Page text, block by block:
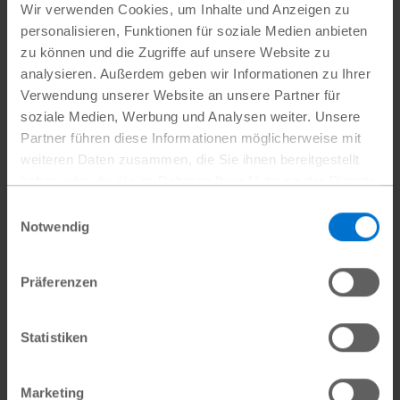
Wir verwenden Cookies, um Inhalte und Anzeigen zu
personalisieren, Funktionen für soziale Medien anbieten
zu können und die Zugriffe auf unsere Website zu
analysieren. Außerdem geben wir Informationen zu Ihrer
Verwendung unserer Website an unsere Partner für
soziale Medien, Werbung und Analysen weiter. Unsere
Partner führen diese Informationen möglicherweise mit
weiteren Daten zusammen, die Sie ihnen bereitgestellt
Datenschutz
Notwendig
Präferenzen
Statistiken
Marketing